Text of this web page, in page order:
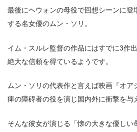
最後にヘウォンの母役で回想シーンに登
する名女優のムン・ソリ。
イム・スルレ監督の作品にはすでに3作
絶大な信頼を得ているようです。
ムン・ソリの代表作と言えば映画『オア
痺の障碍者の役を演じ国内外に衝撃を与
そんな彼女が演じる「懐の大きな優しい